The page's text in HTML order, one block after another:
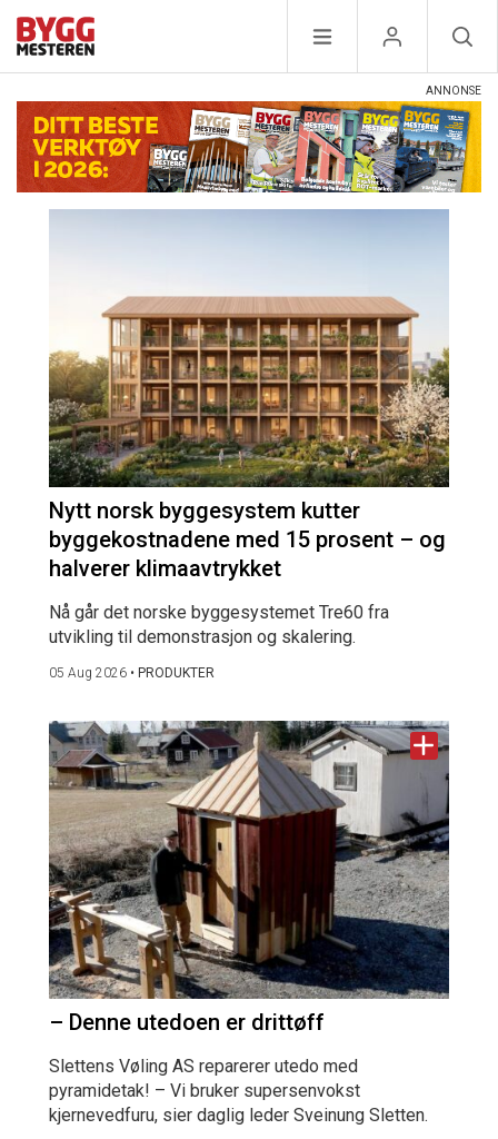
Nytt norsk byggesystem kutter
byggekostnadene med 15 prosent – og
halverer klimaavtrykket
Nå går det norske byggesystemet Tre60 fra
utvikling til demonstrasjon og skalering.
05 Aug 2026 • PRODUKTER
– Denne utedoen er drittøff
Slettens Vøling AS reparerer utedo med
pyramidetak! – Vi bruker supersenvokst
kjernevedfuru, sier daglig leder Sveinung Sletten.